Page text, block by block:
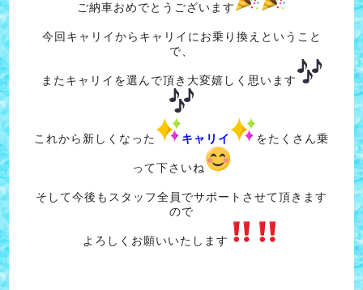
ご納車おめでとうございます
今回キャリイからキャリイにお乗り換えということ
で、
またキャリイを選んで頂き大変嬉しく思います
これから新しくなった キャリイ をたくさん乗
って下さいね
そして今後もスタッフ全員でサポートさせて頂きます
ので
よろしくお願いいたします